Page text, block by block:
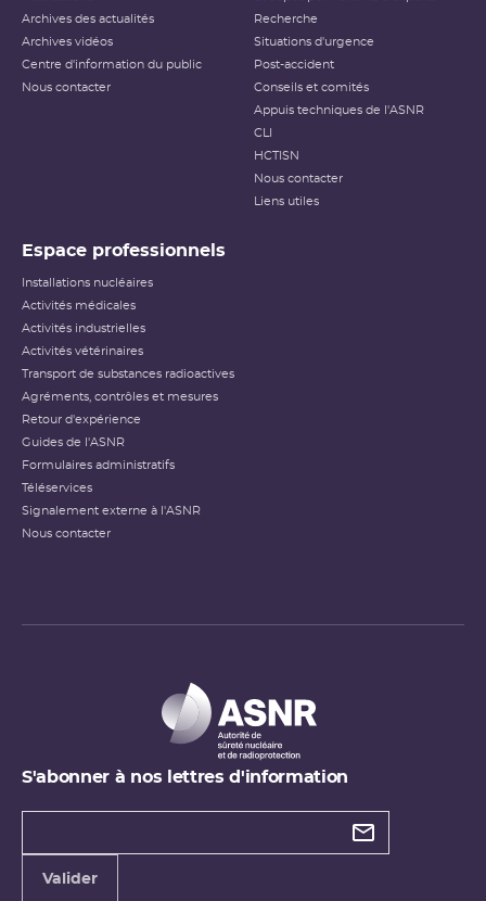
Archives des actualités
Archives vidéos
Centre d'information du public
Nous contacter
Recherche
Situations d'urgence
Post-accident
Conseils et comités
Appuis techniques de l'ASNR
CLI
HCTISN
Nous contacter
Liens utiles
Espace professionnels
Installations nucléaires
Activités médicales
Activités industrielles
Activités vétérinaires
Transport de substances radioactives
Agréments, contrôles et mesures
Retour d'expérience
Guides de l'ASNR
Formulaires administratifs
Téléservices
Signalement externe à l'ASNR
Nous contacter
S'abonner à nos lettres d'information
Types de
Valider